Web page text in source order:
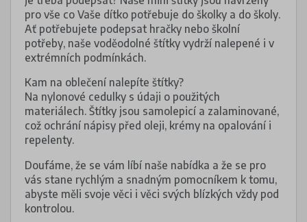
pro vše co Vaše dítko potřebuje do školky a do školy.
Ať potřebujete podepsat hračky nebo školní
potřeby, naše voděodolné štítky vydrží nalepené i v
extrémních podmínkách.
Kam na oblečení nalepíte štítky?
Na nylonové cedulky s údaji o použitých
materiálech. Štítky jsou samolepicí a zalaminované,
což ochrání nápisy před oleji, krémy na opalování i
repelenty.
Doufáme, že se vám líbí naše nabídka a že se pro
vás stane rychlým a snadným pomocníkem k tomu,
abyste měli svoje věci i věci svých blízkých vždy pod
kontrolou.